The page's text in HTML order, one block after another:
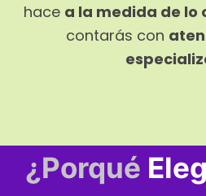
hace a la medida de lo
contarás con
¿Porqué